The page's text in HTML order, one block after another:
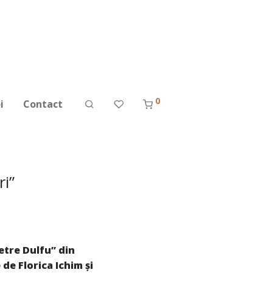
Contact 0
Dulfu” din
Florica Ichim și